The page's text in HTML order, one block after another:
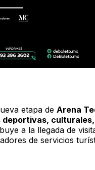
etapa de Arena
deportivas, culturales,
a la llegada de
de servicios